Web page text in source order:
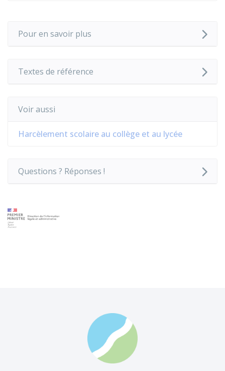
Pour en savoir plus
Textes de référence
Voir aussi
Harcèlement scolaire au collège et au lycée
Questions ? Réponses !